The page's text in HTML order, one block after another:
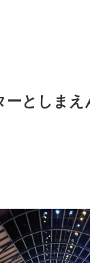
ーとしまえ